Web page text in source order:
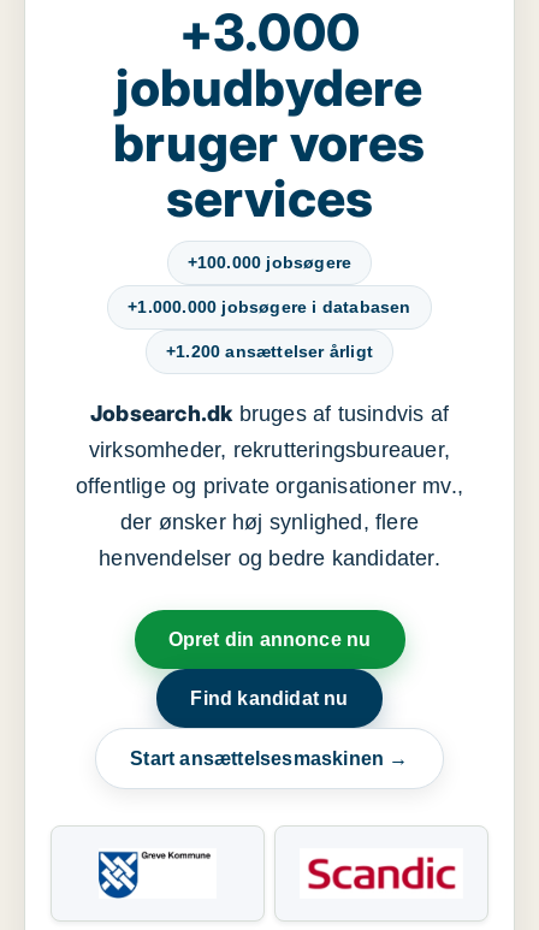
+3.000
jobudbydere
bruger vores
services
+100.000 jobsøgere
+1.000.000 jobsøgere i databasen
+1.200 ansættelser årligt
Jobsearch.dkbruges af tusindvis af
virksomheder, rekrutteringsbureauer,
offentlige og private organisationer mv.,
der ønsker høj synlighed, flere
henvendelser og bedre kandidater.
Opret din annonce nu
Find kandidat nu
Start ansættelsesmaskinen →